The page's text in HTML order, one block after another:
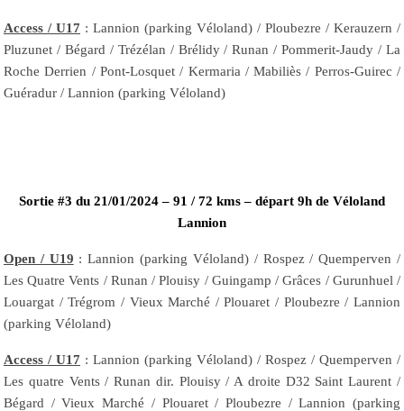
Access / U17 : Lannion (parking Véloland) / Ploubezre / Kerauzern /
Pluzunet / Bégard / Trézélan / Brélidy / Runan / Pommerit-Jaudy / La
Roche Derrien / Pont-Losquet / Kermaria / Mabiliès / Perros-Guirec /
Guéradur / Lannion (parking Véloland)
Sortie #3 du 21/01/2024 – 91 / 72 kms – départ 9h de Véloland
Lannion
Open / U19 : Lannion (parking Véloland) / Rospez / Quemperven /
Les Quatre Vents / Runan / Plouisy / Guingamp / Grâces / Gurunhuel /
Louargat / Trégrom / Vieux Marché / Plouaret / Ploubezre / Lannion
(parking Véloland)
Access / U17 : Lannion (parking Véloland) / Rospez / Quemperven /
Les quatre Vents / Runan dir. Plouisy / A droite D32 Saint Laurent /
Bégard / Vieux Marché / Plouaret / Ploubezre / Lannion (parking